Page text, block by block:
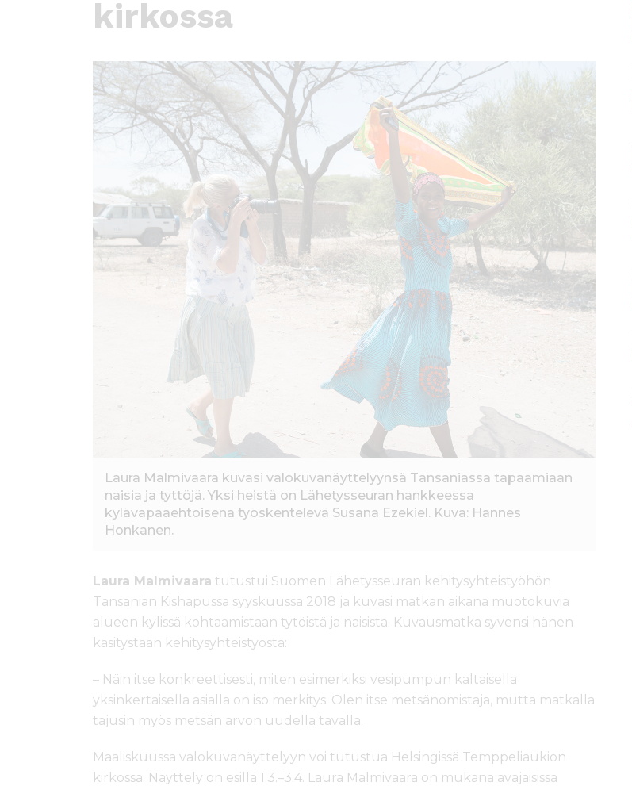
kirkossa
Laura Malmivaara kuvasi valokuvanäyttelyynsä Tansaniassa tapaamiaan
naisia ja tyttöjä. Yksi heistä on Lähetysseuran hankkeessa
kylävapaaehtoisena työskentelevä Susana Ezekiel. Kuva: Hannes
Honkanen.
Laura Malmivaara tutustui Suomen Lähetysseuran kehitysyhteistyöhön
Tansanian Kishapussa syyskuussa 2018 ja kuvasi matkan aikana muotokuvia
alueen kylissä kohtaamistaan tytöistä ja naisista. Kuvausmatka syvensi hänen
käsitystään kehitysyhteistyöstä:
– Näin itse konkreettisesti, miten esimerkiksi vesipumpun kaltaisella
yksinkertaisella asialla on iso merkitys. Olen itse metsänomistaja, mutta matkalla
tajusin myös metsän arvon uudella tavalla.
Maaliskuussa valokuvanäyttelyyn voi tutustua Helsingissä Temppeliaukion
kirkossa. Näyttely on esillä 1.3.–3.4. Laura Malmivaara on mukana avajaisissa